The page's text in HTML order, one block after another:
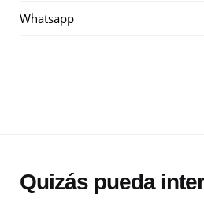
Whatsapp
Quizás pueda